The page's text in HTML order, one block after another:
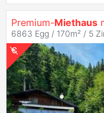
Premium-Miethaus
6863 Egg / 170m² / 5